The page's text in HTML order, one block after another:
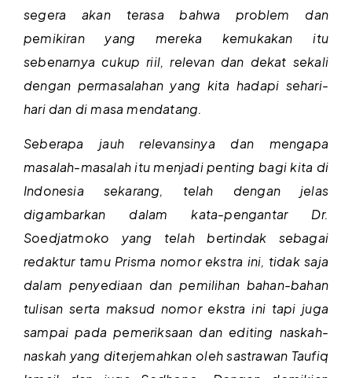
segera akan terasa bahwa problem dan
pemikiran yang mereka kemukakan itu
sebenarnya cukup riil, relevan dan dekat sekali
dengan permasalahan yang kita hadapi sehari-
hari dan di masa mendatang.
Seberapa jauh relevansinya dan mengapa
masalah-masalah itu menjadi penting bagi kita di
Indonesia sekarang, telah dengan jelas
digambarkan dalam kata-pengantar Dr.
Soedjatmoko yang telah bertindak sebagai
redaktur tamu Prisma nomor ekstra ini, tidak saja
dalam penyediaan dan pemilihan bahan-bahan
tulisan serta maksud nomor ekstra ini tapi juga
sampai pada pemeriksaan dan editing naskah-
naskah yang diterjemahkan oleh sastrawan Taufiq